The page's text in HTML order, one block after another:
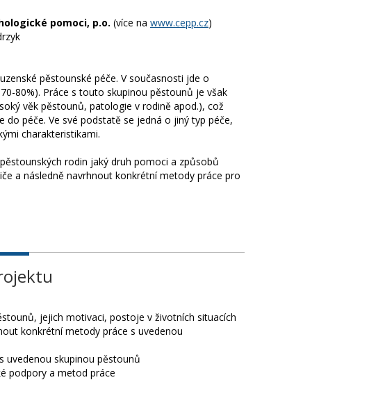
pomoci, p.o. (více na www.cepp.cz)
pěstounské péče. V současnosti jde o
80%). Práce s touto skupinou pěstounů je však
věk pěstounů, patologie v rodině apod.), což
péče. Ve své podstatě se jedná o jiný typ péče,
charakteristikami.
rodin jaký druh pomoci a způsobů
a následně navrhnout konkrétní metody práce pro
jejich motivaci, postoje v životních situacích
konkrétní metody práce s uvedenou
uvedenou skupinou pěstounů
podpory a metod práce